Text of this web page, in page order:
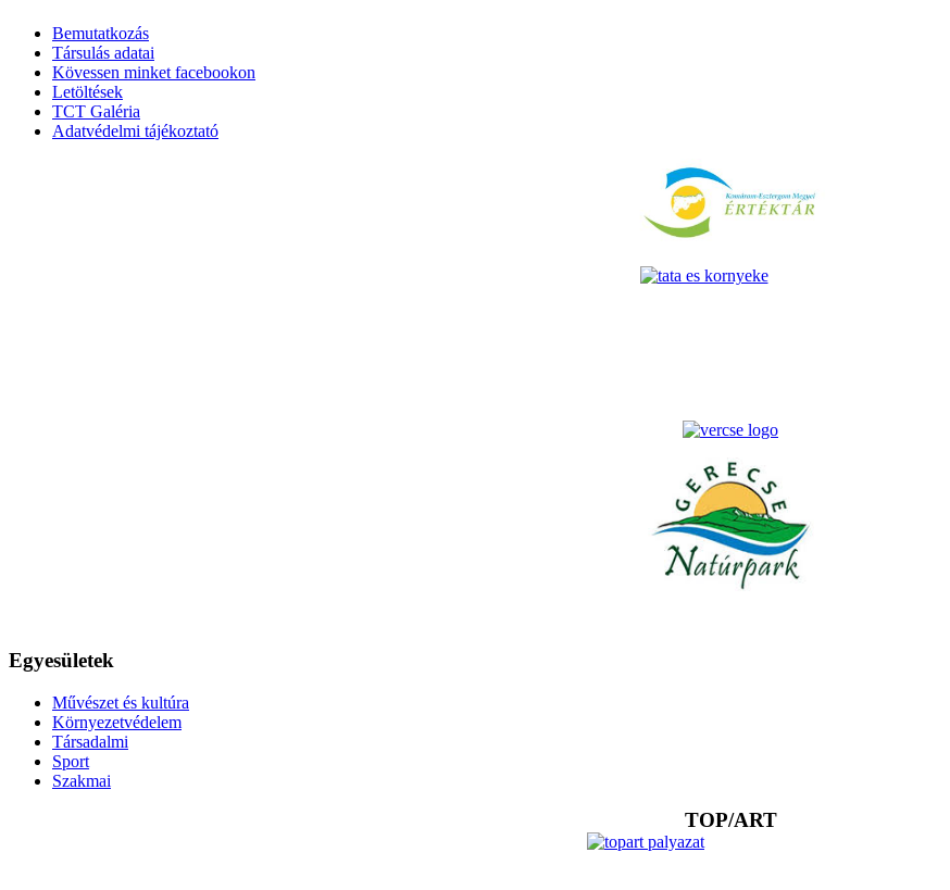
Bemutatkozás
Társulás adatai
Kövessen minket facebookon
Letöltések
TCT Galéria
Adatvédelmi tájékoztató
Egyesületek
Művészet és kultúra
Környezetvédelem
Társadalmi
Sport
Szakmai
TOP/ART